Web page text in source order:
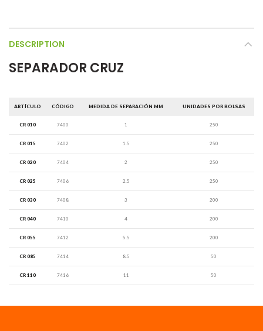
DESCRIPTION
SEPARADOR CRUZ
ARTÍCULO CÓDIGO MEDIDA DE SEPARACIÓN MM UNIDADES POR BOLSAS
CR 010 7400 1 250
CR 015 7402 1.5 250
CR 020 7404 2 250
CR 025 7406 2.5 250
CR 030 7408 3 200
CR 040 7410 4 200
CR 055 7412 5.5 200
CR 085 7414 8.5 50
CR 110 7416 11 50